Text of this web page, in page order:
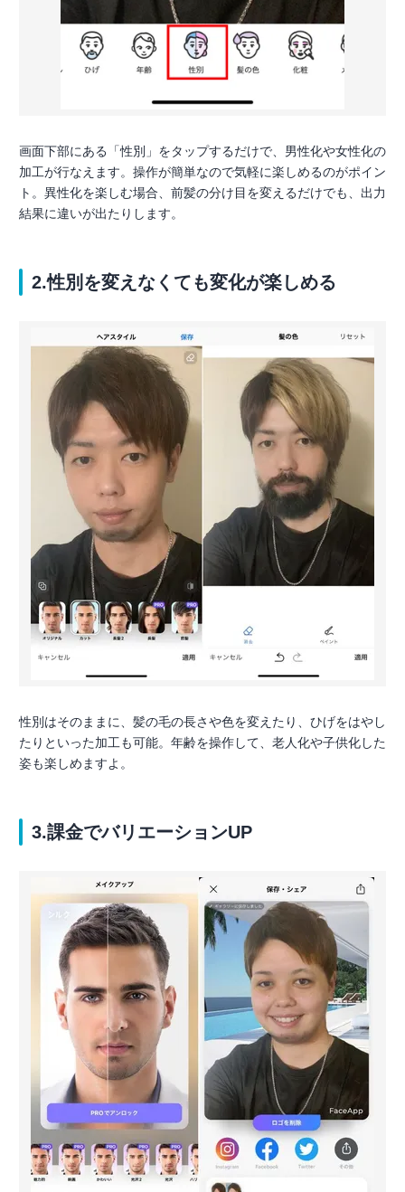
画面下部にある「性別」をタップするだけで、男性化や女性化の
加工が行なえます。操作が簡単なので気軽に楽しめるのがポイン
ト。異性化を楽しむ場合、前髪の分け目を変えるだけでも、出力
結果に違いが出たりします。
2.性別を変えなくても変化が楽しめる
性別はそのままに、髪の毛の長さや色を変えたり、ひげをはやし
たりといった加工も可能。年齢を操作して、老人化や子供化した
姿も楽しめますよ。
3.課金でバリエーションUP